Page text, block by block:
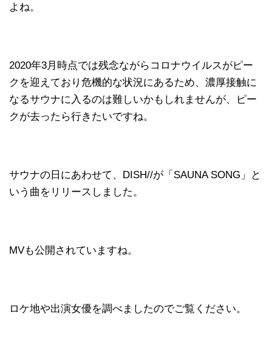
よね。
2020年3月時点では残念ながらコロナウイルスがピー
クを迎えており危機的な状況にあるため、濃厚接触に
なるサウナに入るのは難しいかもしれませんが、ピー
クが去ったら行きたいですね。
サウナの日にあわせて、DISH//が「SAUNA SONG」と
いう曲をリリースしました。
MVも公開されていますね。
ロケ地や出演女優を調べましたのでご覧ください。